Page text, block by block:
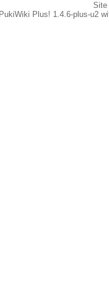
Plus! 1.4.6-plus-u2